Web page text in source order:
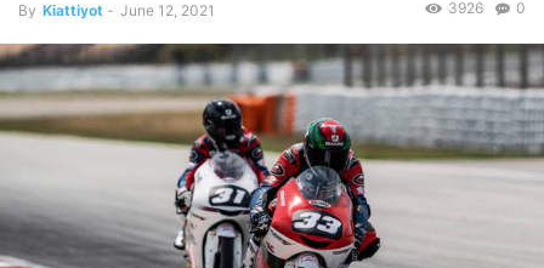
By Kiattiyot - June 12, 2021 0
3926